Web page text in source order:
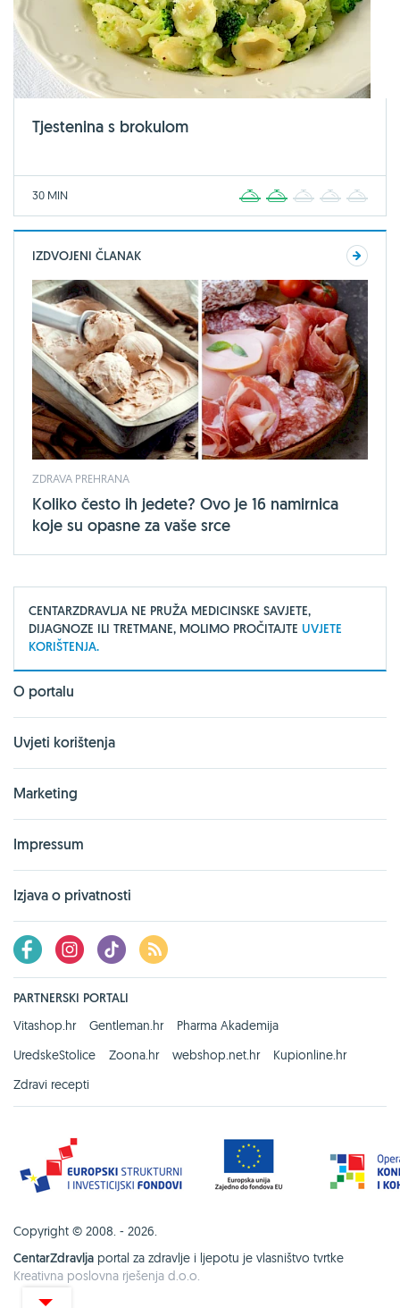
Tjestenina s brokulom
30 MIN 2 3 4
IZDVOJENI ČLANAK
ZDRAVA PREHRANA
Koliko često ih jedete? Ovo je 16 namirnica
koje su opasne za vaše srce
CENTARZDRAVLJA NE PRUŽA MEDICINSKE SAVJETE,
DIJAGNOZE ILI TRETMANE, MOLIMO PROČITAJTE UVJETE
KORIŠTENJA.
O portalu
Uvjeti korištenja
Marketing
Impressum
Izjava o privatnosti
PARTNERSKI PORTALI
Vitashop.hr
Gentleman.hr
Pharma Akademija
UredskeStolice
Zoona.hr webshop.net.hr
Kupionline.hr
Zdravi recepti
Copyright © 2008. - 2026.
CentarZdravlja portal za zdravlje i ljepotu je vlasništvo tvrtke
Kreativna poslovna rješenja d.o.o.